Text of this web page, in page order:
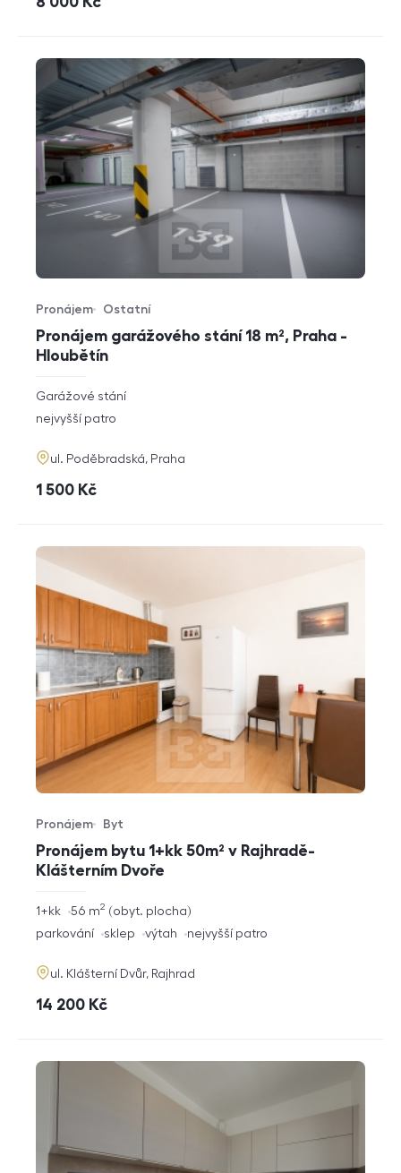
Pronájem garážového stání 18 m², Praha -
Hloubětín
Typ nabídky
Pronájem
Typ nemovitosti
Ostatní
rozměry
dispozice
Garážové stání
funkce
nejvyšší patro
adresa
ul. Poděbradská, Praha
cena
1 500 Kč
Pronájem bytu 1+kk 50m² v Rajhradě-
Klášterním Dvoře
Typ nabídky
Pronájem
Typ nemovitosti
Byt
rozměry
dispozice
1+kk obyt. plocha
56 m2
funkce
parkování sklep výtah nejvyšší patro
adresa
ul. Klášterní Dvůr, Rajhrad
cena
14 200 Kč